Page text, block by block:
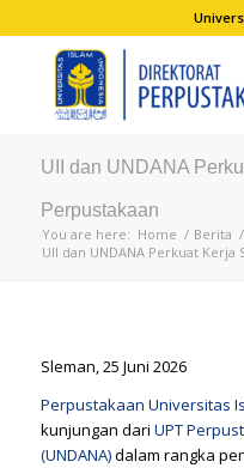
UII dan UNDANA
Perpustakaan
You are here: Home / Berita /
UII dan UNDANA Perkuat
Sleman, 25 Juni 2026
Perpustakaan Universitas
kunjungan dari UPT
(UNDANA)dalam rangka